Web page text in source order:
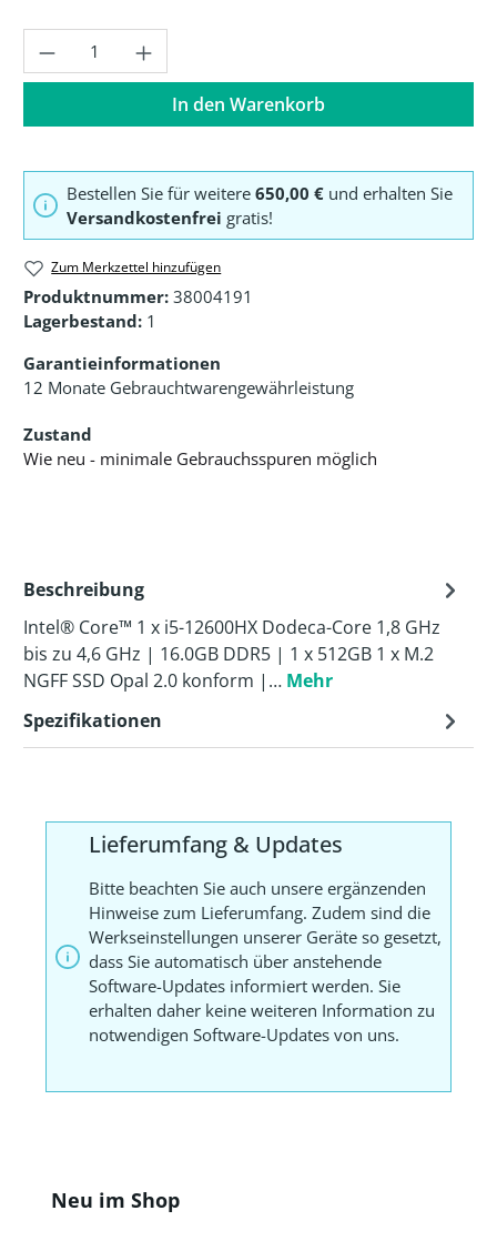
Produkt Anzahl: Gib den gewünschten
In den Warenkorb
Bestellen Sie für weitere 650,00 € und erhalten Sie
Versandkostenfrei gratis!
Zum Merkzettel hinzufügen
Produktnummer: 38004191
Lagerbestand: 1
Garantieinformationen
12 Monate Gebrauchtwarengewährleistung
Zustand
Wie neu - minimale Gebrauchsspuren möglich
Beschreibung
Intel® Core™ 1 x i5-12600HX Dodeca-Core 1,8 GHz
bis zu 4,6 GHz | 16.0GB DDR5 | 1 x 512GB 1 x M.2
NGFF SSD Opal 2.0 konform |… Mehr
Spezifikationen
Lieferumfang & Updates
Bitte beachten Sie auch unsere ergänzenden
Hinweise zum Lieferumfang. Zudem sind die
Werkseinstellungen unserer Geräte so gesetzt,
dass Sie automatisch über anstehende
Software-Updates informiert werden. Sie
erhalten daher keine weiteren Information zu
notwendigen Software-Updates von uns.
Produktgalerie überspringen
Neu im Shop